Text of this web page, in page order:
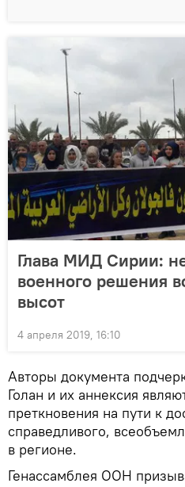
Глава МИД Сирии:
военного решения
высот
4 апреля 2019, 16:10
Авторы документа
Голан и их аннексия
преткновения на пути к
справедливого,
в регионе.
Генассамблея ООН